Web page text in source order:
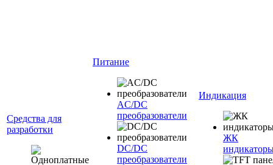
Средства для
разработки
Питание
AC/DC
преобразователи
DC/DC
преобразователи
Индикация
ЖК